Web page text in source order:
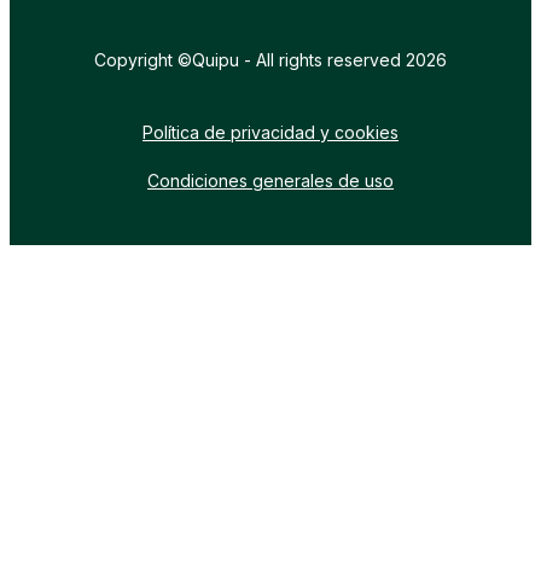
Copyright ©Quipu - All rights reserved 2026
Política de privacidad y cookies
Condiciones generales de uso